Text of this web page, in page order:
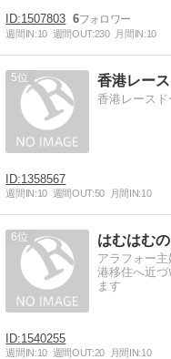
1507803 6
週間IN:10 週間OUT:230 月間IN:10
5 香港レー
香港レースド
1358567
週間IN:10 週間OUT:50 月間IN:10
6 はむはむ
アラフォー
港移住へ近
ます
1540255
週間IN:10 週間OUT:20 月間IN:10